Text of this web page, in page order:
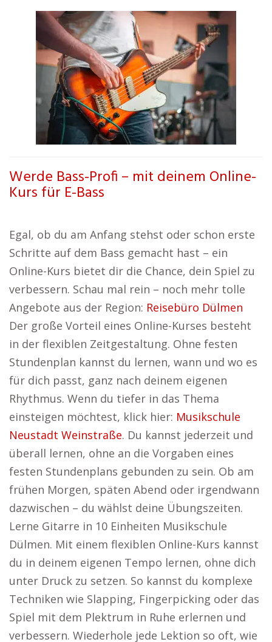
Werde Bass-Profi – mit deinem Online-
Kurs für E-Bass
Egal, ob du am Anfang stehst oder schon erste
Schritte auf dem Bass gemacht hast – ein
Online-Kurs bietet dir die Chance, dein Spiel zu
verbessern. Schau mal rein – noch mehr tolle
Angebote aus der Region: Reisebüro Dülmen
Der große Vorteil eines Online-Kurses besteht
in der flexiblen Zeitgestaltung. Ohne festen
Stundenplan kannst du lernen, wann und wo es
für dich passt, ganz nach deinem eigenen
Rhythmus. Wenn du tiefer in das Thema
einsteigen möchtest, klick hier: Musikschule
Neustadt Weinstraße. Du kannst jederzeit und
überall lernen, ohne an die Vorgaben eines
festen Stundenplans gebunden zu sein. Ob am
frühen Morgen, späten Abend oder irgendwann
dazwischen – du wählst deine Übungszeiten.
Lerne Gitarre in 10 Einheiten Musikschule
Dülmen. Mit einem flexiblen Online-Kurs kannst
du in deinem eigenen Tempo lernen, ohne dich
unter Druck zu setzen. So kannst du komplexe
Techniken wie Slapping, Fingerpicking oder das
Spiel mit dem Plektrum in Ruhe erlernen und
verbessern. Wiederhole jede Lektion so oft, wie